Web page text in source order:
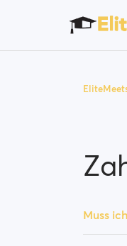
Muss